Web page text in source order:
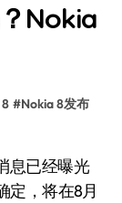
Nokia
#Nokia 8发布
定，将在8月